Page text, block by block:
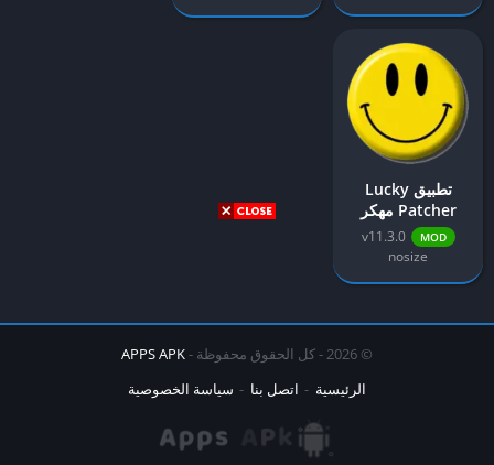
تطبيق Lucky
Patcher مهكر
MOD
v11.3.0
nosize
© 2026 - كل الحقوق محفوظة -
APPS APK
الرئيسية
اتصل بنا سياسة الخصوصية